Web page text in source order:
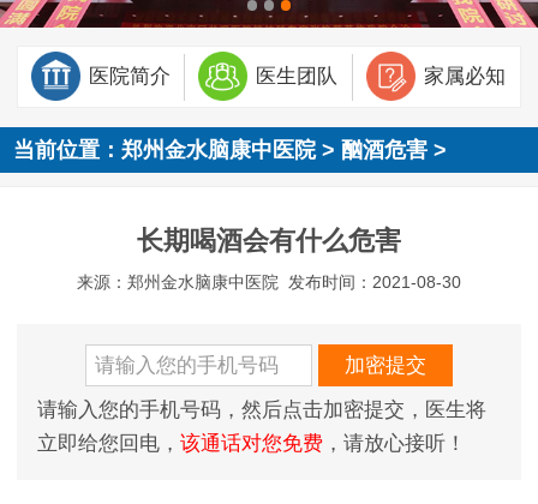
医院简介 医生团队 家属必知
当前位置：郑州金水脑康中医院>酗酒危害 >
长期喝酒会有什么危害
来源：郑州金水脑康中医院 发布时间：2021-08-30
请输入您的手机号码，然后点击加密提交，医生将
立即给您回电， 该通话对您免费，请放心接听！